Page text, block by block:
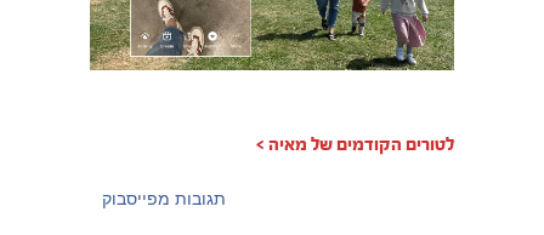
לטורים הקודמים של מאיה >
תגובות מפייסבוק